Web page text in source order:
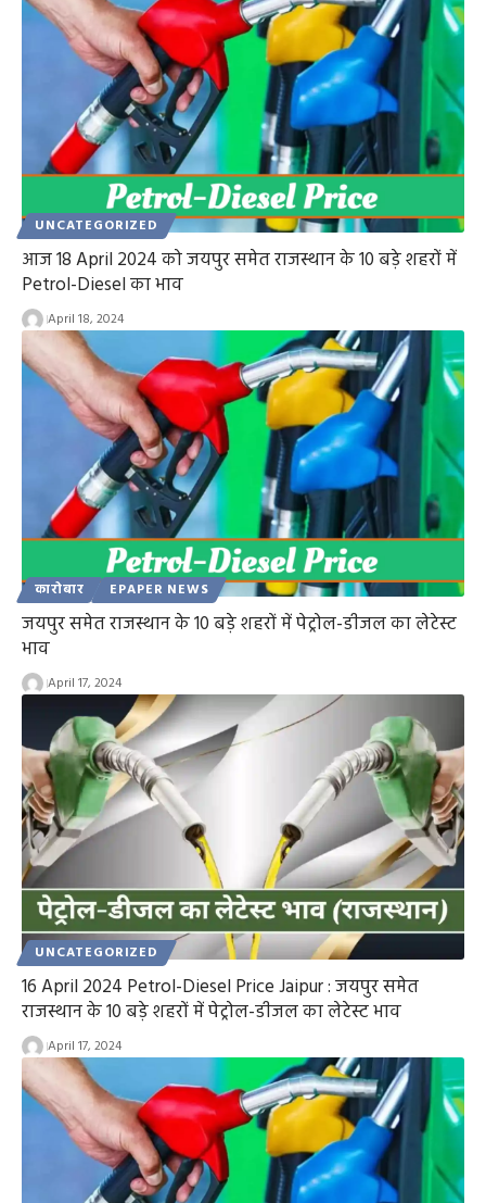
UNCATEGORIZED
आज 18 April 2024 को जयपुर समेत राजस्थान के 10 बड़े शहरों में
Petrol-Diesel का भाव
April 18, 2024
कारोबार EPAPER NEWS
जयपुर समेत राजस्थान के 10 बड़े शहरों में पेट्रोल-डीजल का लेटेस्ट
भाव
April 17, 2024
UNCATEGORIZED
16 April 2024 Petrol-Diesel Price Jaipur : जयपुर समेत
राजस्थान के 10 बड़े शहरों में पेट्रोल-डीजल का लेटेस्ट भाव
April 17, 2024